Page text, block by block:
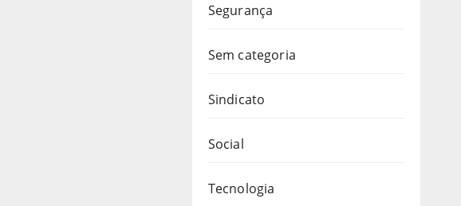
Segurança
Sem categoria
Sindicato
Social
Tecnologia